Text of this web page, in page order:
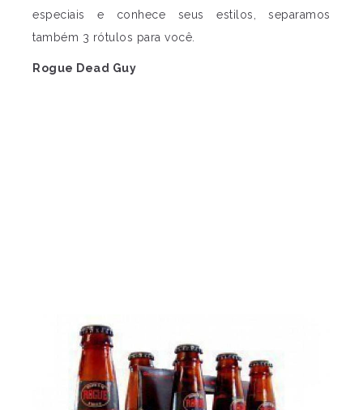
especiais e conhece seus estilos, separamos
também 3 rótulos para você.
Rogue Dead Guy